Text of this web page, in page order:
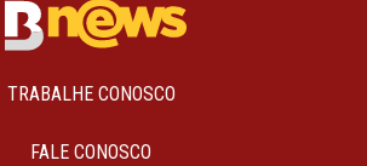
TRABALHE CONOSCO
FALE CONOSCO